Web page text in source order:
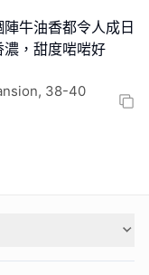
牛油香都令人成日
，甜度啱啱好
38-40